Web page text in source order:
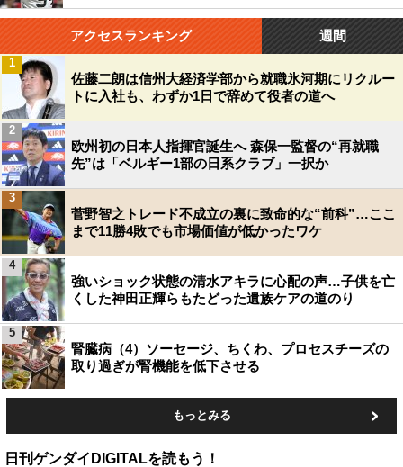
アクセスランキング 週間
佐藤二朗は信州大経済学部から就職氷河期にリクルー
トに入社も、わずか1日で辞めて役者の道へ
1
欧州初の日本人指揮官誕生へ 森保一監督の“再就職
先”は「ベルギー1部の日系クラブ」一択か
2
菅野智之トレード不成立の裏に致命的な“前科”…ここ
まで11勝4敗でも市場価値が低かったワケ
3
強いショック状態の清水アキラに心配の声…子供を亡
くした神田正輝らもたどった遺族ケアの道のり
4
腎臓病（4）ソーセージ、ちくわ、プロセスチーズの
取り過ぎが腎機能を低下させる
5
もっとみる
日刊ゲンダイDIGITALを読もう！